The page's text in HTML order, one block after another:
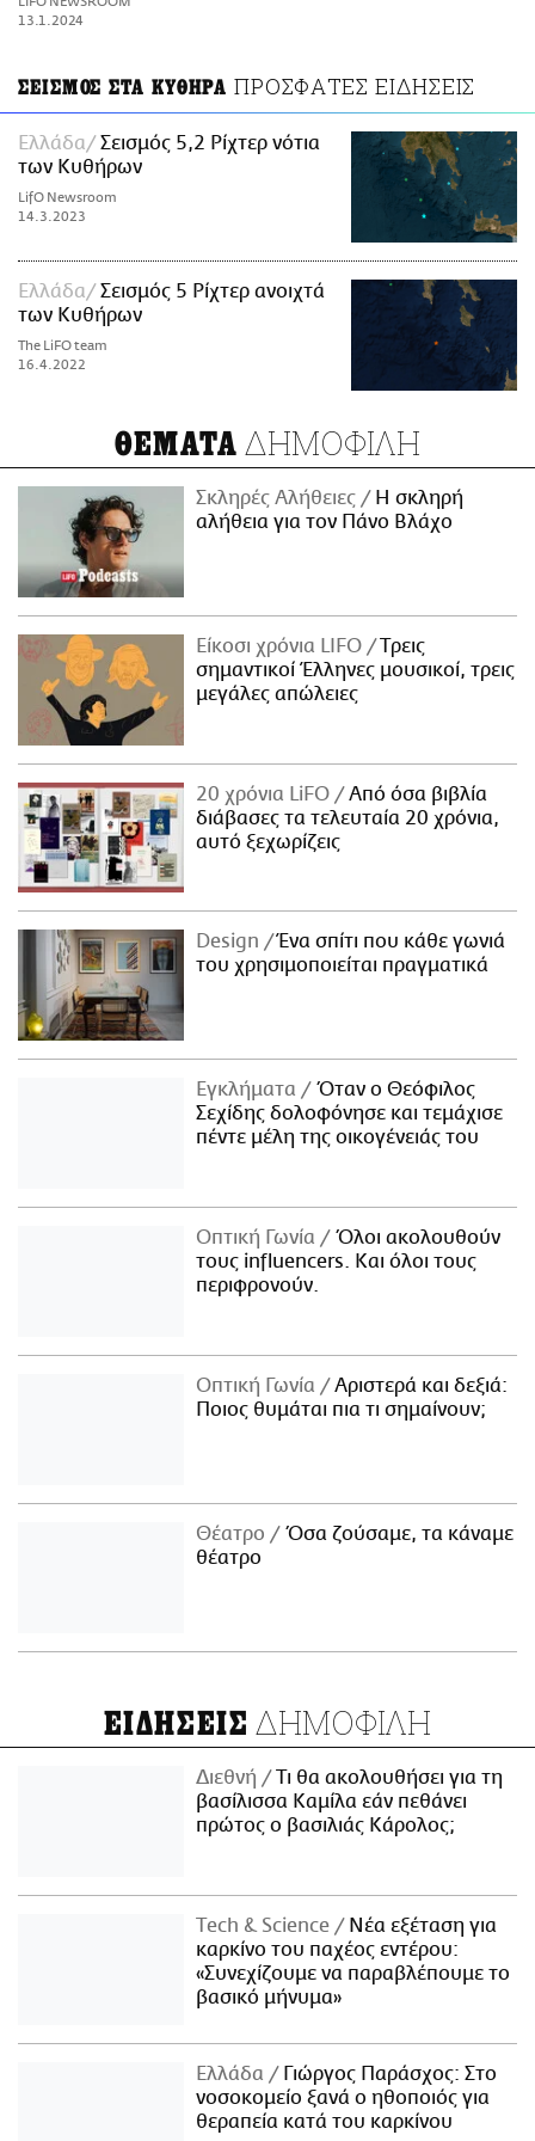
ΑΜΠΑ
13.1.2024
ΣΕΙΣΜΟΣ ΣΤΑ ΚΥΘΗΡΑ ΠΡΟΣΦΑΤΕΣ ΕΙΔΗΣΕΙΣ
Ελλάδα
Σεισμός 5,2 Ρίχτερ νότια
των Κυθήρων
LifO Newsroom
14.3.2023
Ελλάδα
Σεισμός 5 Ρίχτερ ανοιχτά
των Κυθήρων
The LiFO team
16.4.2022
ΘΕΜΑΤΑ ΔΗΜΟΦΙΛΗ
Σκληρές Αλήθειες
H σκληρή
αλήθεια για τον Πάνο Βλάχο
Είκοσι χρόνια LIFO
Tρεις
σημαντικοί Έλληνες μουσικοί, τρεις
μεγάλες απώλειες
20 χρόνια LiFO
Από όσα βιβλία
διάβασες τα τελευταία 20 χρόνια,
αυτό ξεχωρίζεις
Design
Ένα σπίτι που κάθε γωνιά
του χρησιμοποιείται πραγματικά
Εγκλήματα
Όταν ο Θεόφιλος
Σεχίδης δολοφόνησε και τεμάχισε
πέντε μέλη της οικογένειάς του
Οπτική Γωνία
Όλοι ακολουθούν
τους influencers. Και όλοι τους
περιφρονούν.
Οπτική Γωνία
Αριστερά και δεξιά:
Ποιος θυμάται πια τι σημαίνουν;
Θέατρο
Όσα ζούσαμε, τα κάναμε
θέατρο
ΕΙΔΗΣΕΙΣ ΔΗΜΟΦΙΛΗ
Διεθνή
Τι θα ακολουθήσει για τη
βασίλισσα Καμίλα εάν πεθάνει
πρώτος ο βασιλιάς Κάρολος;
Τech & Science
Νέα εξέταση για
καρκίνο του παχέος εντέρου:
«Συνεχίζουμε να παραβλέπουμε το
βασικό μήνυμα»
Ελλάδα
Γιώργος Παράσχος: Στο
νοσοκομείο ξανά ο ηθοποιός για
θεραπεία κατά του καρκίνου